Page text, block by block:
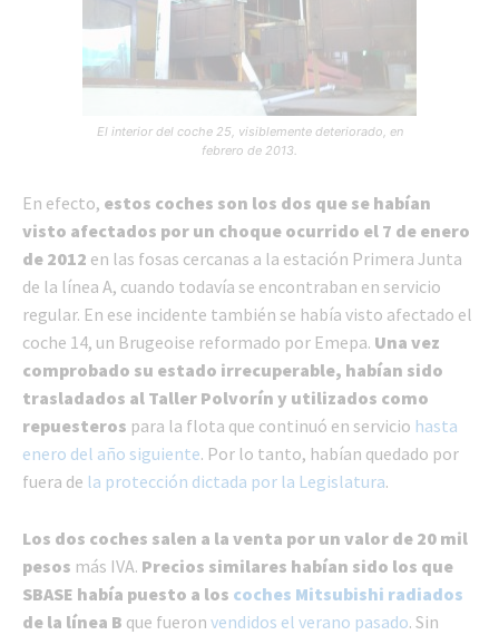
El interior del coche 25, visiblemente deteriorado, en
febrero de 2013.
En efecto, estos coches son los dos que se habían
visto afectados por un choque ocurrido el 7 de enero
de 2012 en las fosas cercanas a la estación Primera Junta
de la línea A, cuando todavía se encontraban en servicio
regular. En ese incidente también se había visto afectado el
coche 14, un Brugeoise reformado por Emepa. Una vez
comprobado su estado irrecuperable, habían sido
trasladados al Taller Polvorín y utilizados como
repuesteros para la flota que continuó en servicio hasta
enero del año siguiente. Por lo tanto, habían quedado por
fuera de la protección dictada por la Legislatura.
Los dos coches salen a la venta por un valor de 20 mil
pesos más IVA. Precios similares habían sido los que
SBASE había puesto a los coches Mitsubishi radiados
de la línea B que fueron vendidos el verano pasado. Sin